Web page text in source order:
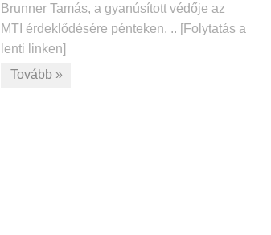
Brunner Tamás, a gyanúsított védője az
MTI érdeklődésére pénteken. .. [Folytatás a
lenti linken]
Tovább »